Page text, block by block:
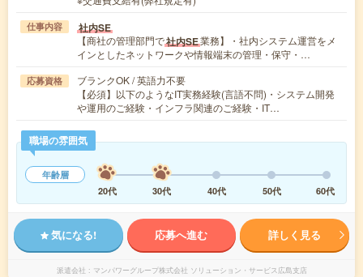
仕事内容 社内SE
【商社の管理部門で社内SE業務】・社内システム運営をメ
インとしたネットワークや情報端末の管理・保守・…
応募資格
ブランクOK / 英語力不要
【必須】以下のようなIT実務経験(言語不問)・システム開発
や運用のご経験・インフラ関連のご経験・IT…
職場の雰囲気
年齢層
20代
30代 40代 50代 60代
気になる! 応募へ進む 詳しく見る
派遣会社 マンパワーグループ株式会社 ソリューション・サービス広島支店